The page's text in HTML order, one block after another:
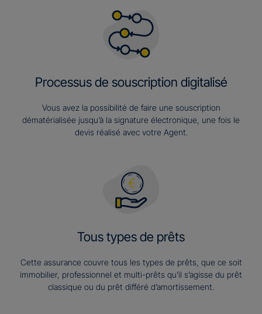
Processus de souscription digitalisé
Vous avez la possibilité de faire une souscription
dématérialisée jusqu’à la signature électronique, une fois le
devis réalisé avec votre Agent.
Tous types de prêts
Cette assurance couvre tous les types de prêts, que ce soit
immobilier, professionnel et multi-prêts qu’il s’agisse du prêt
classique ou du prêt différé d’amortissement.